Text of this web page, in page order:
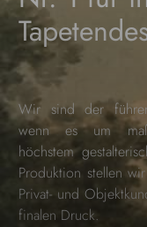
Wir sind der
wenn es um
höchstem
Produktion stellen
Privat- und
finalen Druck.